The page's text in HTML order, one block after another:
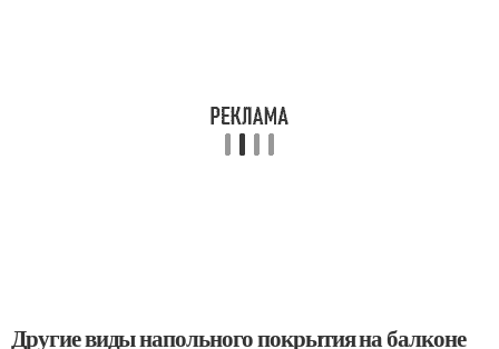
Другие виды напольного покрытия на балконе